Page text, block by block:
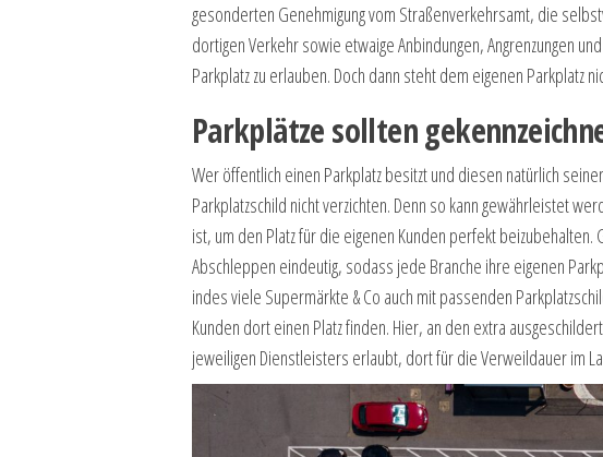
gesonderten Genehmigung vom Straßenverkehrsamt, die
dortigen Verkehr sowie etwaige Anbindungen, Angrenzungen
Parkplatz zu erlauben. Doch dann steht dem eigenen Parkplatz
Parkplätze sollten
Wer öffentlich einen Parkplatz besitzt und diesen natürlich
Parkplatzschild nicht verzichten. Denn so kann gewährleistet
ist, um den Platz für die eigenen Kunden perfekt beizubehalten.
Abschleppen eindeutig, sodass jede Branche ihre eigenen
indes viele Supermärkte & Co auch mit passenden
Kunden dort einen Platz finden. Hier, an den extra
jeweiligen Dienstleisters erlaubt, dort für die Verweildauer im